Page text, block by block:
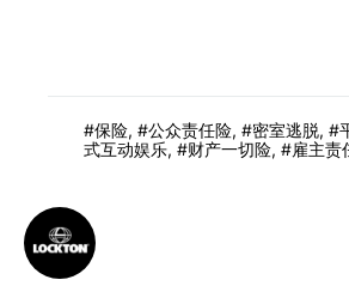
保险, 公众责任险, 密室逃脱,
式互动娱乐, 财产一切险, 雇主责